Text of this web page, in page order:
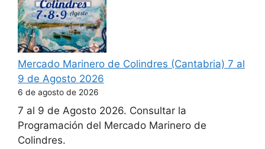
Mercado Marinero de Colindres (Cantabria) 7 al
9 de Agosto 2026
6 de agosto de 2026
7 al 9 de Agosto 2026. Consultar la
Programación del Mercado Marinero de
Colindres.